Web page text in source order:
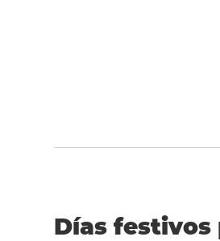
Días festivos